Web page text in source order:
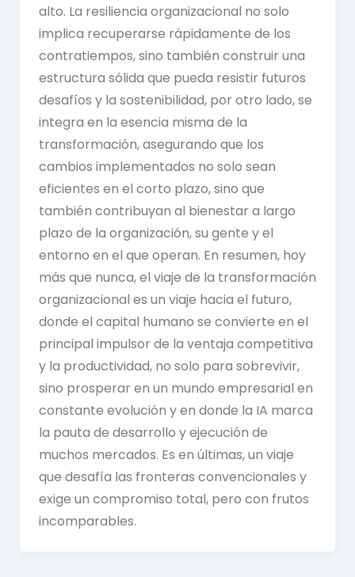
alto. La resiliencia organizacional no solo
implica recuperarse rápidamente de los
contratiempos, sino también construir una
estructura sólida que pueda resistir futuros
desafíos y la sostenibilidad, por otro lado, se
integra en la esencia misma de la
transformación, asegurando que los
cambios implementados no solo sean
eficientes en el corto plazo, sino que
también contribuyan al bienestar a largo
plazo de la organización, su gente y el
entorno en el que operan. En resumen, hoy
más que nunca, el viaje de la transformación
organizacional es un viaje hacia el futuro,
donde el capital humano se convierte en el
principal impulsor de la ventaja competitiva
y la productividad, no solo para sobrevivir,
sino prosperar en un mundo empresarial en
constante evolución y en donde la IA marca
la pauta de desarrollo y ejecución de
muchos mercados. Es en últimas, un viaje
que desafía las fronteras convencionales y
exige un compromiso total, pero con frutos
incomparables.